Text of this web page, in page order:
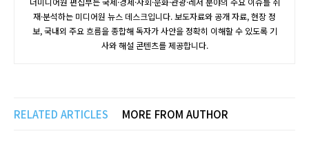
재·분석하는 미디어원 뉴스 데스크입니다. 보도자료와 공개 자료, 현장 정
보, 국내외 주요 흐름을 종합해 독자가 사안을 정확히 이해할 수 있도록 기
사와 해설 콘텐츠를 제공합니다.
RELATED ARTICLES MORE FROM AUTHOR